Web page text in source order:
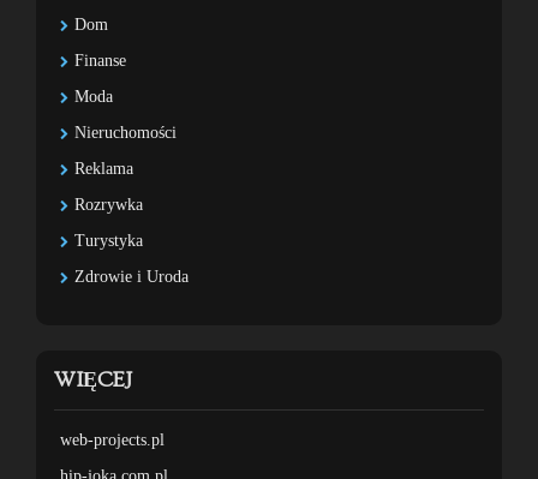
Dom
Finanse
Moda
Nieruchomości
Reklama
Rozrywka
Turystyka
Zdrowie i Uroda
WIĘCEJ
web-projects.pl